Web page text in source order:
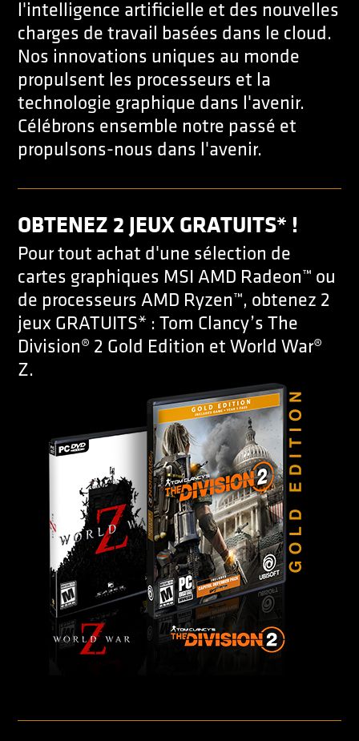
l'intelligence artificielle et des nouvelles
charges de travail basées dans le cloud.
Nos innovations uniques au monde
propulsent les processeurs et la
technologie graphique dans l'avenir.
Célébrons ensemble notre passé et
propulsons-nous dans l'avenir.
OBTENEZ 2 JEUX GRATUITS* !
Pour tout achat d'une sélection de
cartes graphiques MSI AMD Radeon™ ou
de processeurs AMD Ryzen™, obtenez 2
jeux GRATUITS* : Tom Clancy’s The
Division® 2 Gold Edition et World War®
Z.